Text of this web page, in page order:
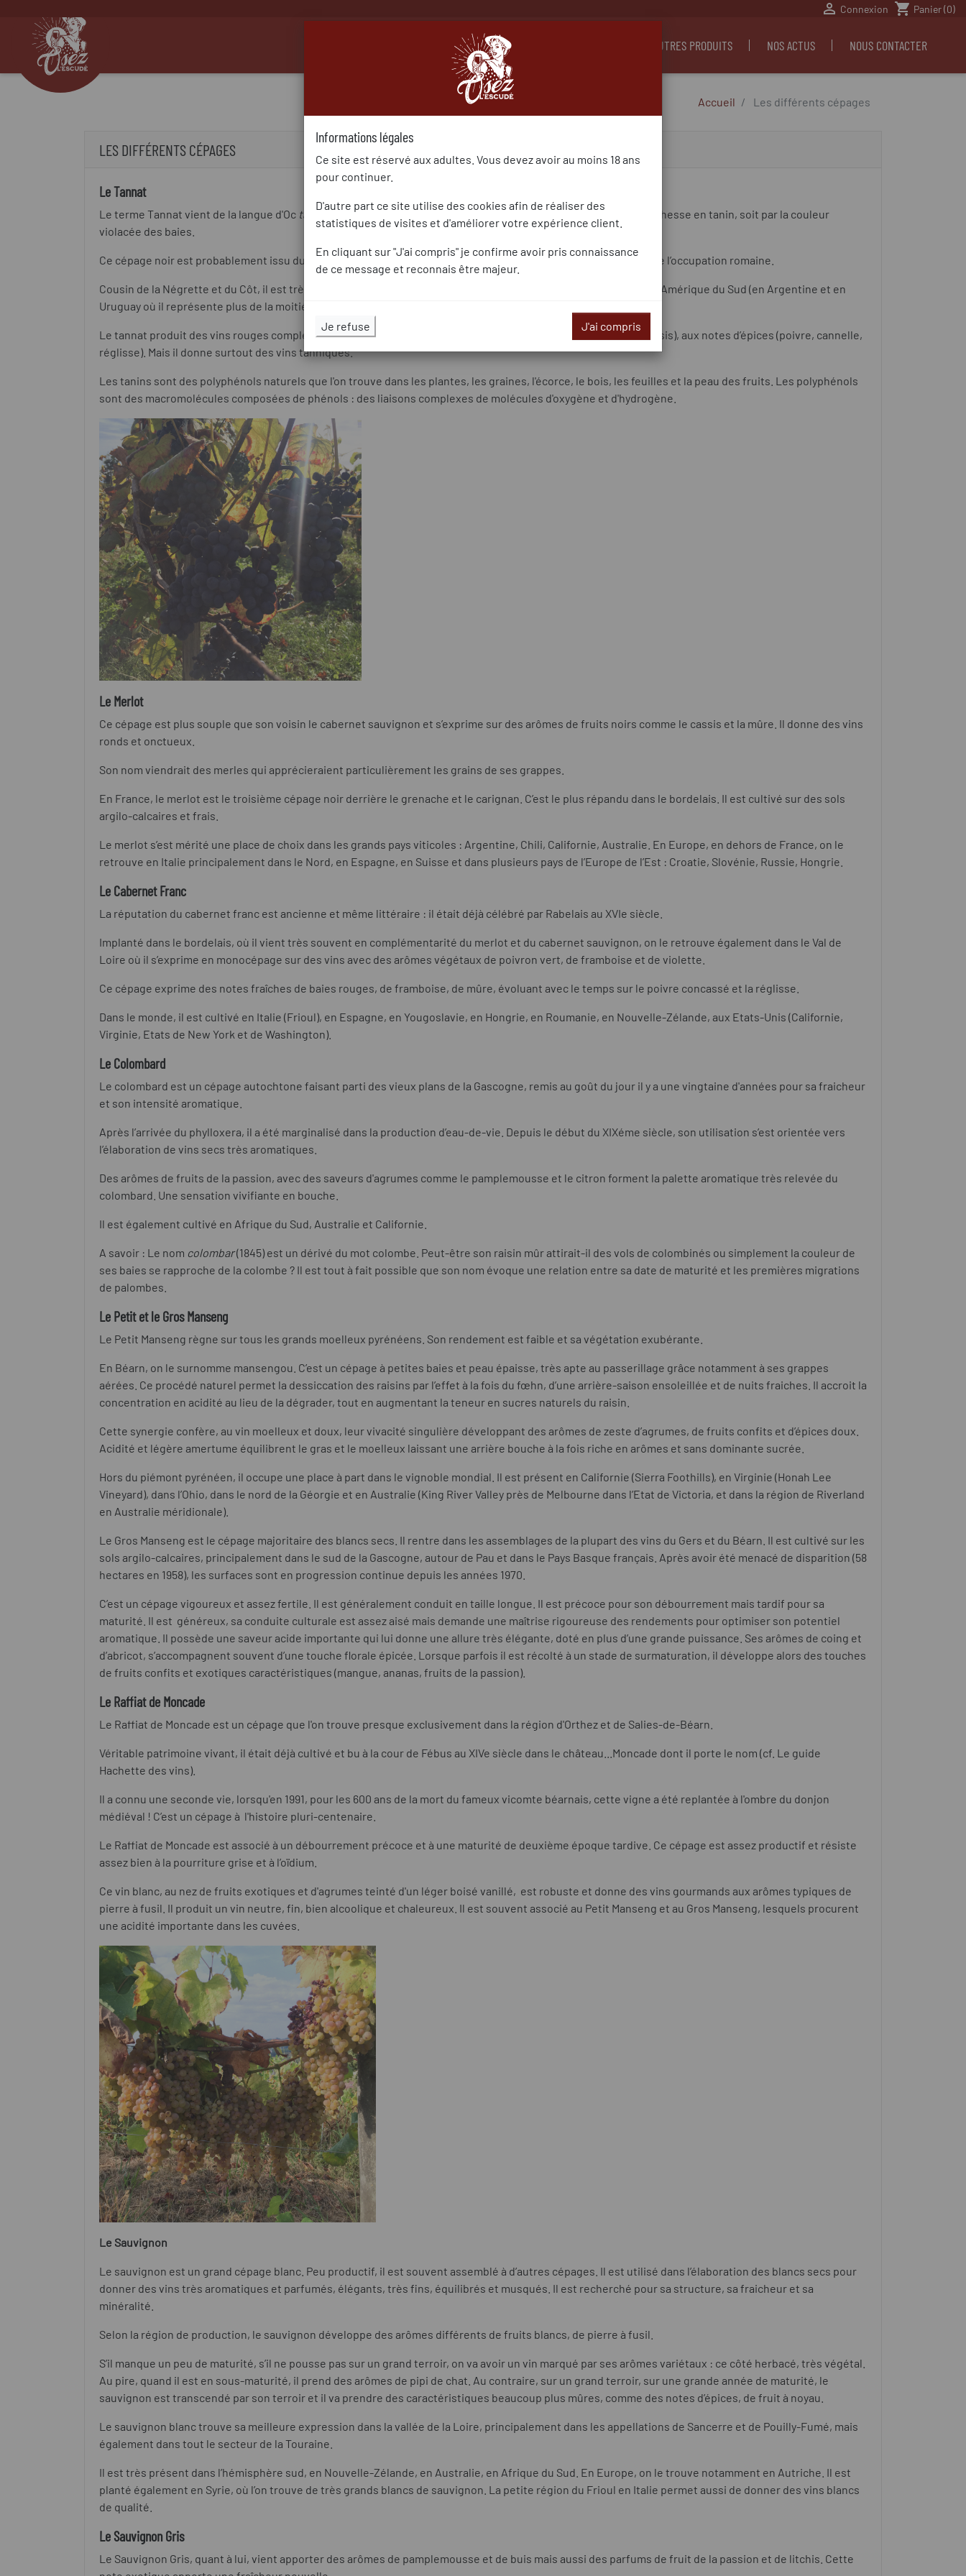
 Connexion shopping_cart Panier(0)
À PROPOS NOS AUTRES PRODUITS NOS ACTUS NOUS CONTACTER
Accueil Les différents cépages
LES DIFFÉRENTS CÉPAGES
Le Tannat
Le terme Tannat vient de la langue d'Oc tanat , de tan,tanin, c’est-à-dire « tanné », ce qui s’explique soit par sa richesse en tanin, soit par la couleur
violacée des baies.
Ce cépage noir est probablement issu du Béarn et son introduction dans le Sud-Ouest daterait de la présence de l’occupation romaine.
Cousin de la Négrette et du Côt, il est très présent dans le Sud-Ouest de la France. On le retrouve également en Amérique du Sud (en Argentine et en
Uruguay où il représente plus de la moitié de la production).
Le tannat produit des vins rouges complexes, vigoureux, sombres, aux arômes de fruits noirs (cerise, mûre, cassis), aux notes d’épices (poivre, cannelle,
réglisse). Mais il donne surtout des vins tanniques.
Les tanins sont des polyphénols naturels que l'on trouve dans les plantes, les graines, l'écorce, le bois, les feuilles et la peau des fruits. Les polyphénols
sont des macromolécules composées de phénols : des liaisons complexes de molécules d'oxygène et d'hydrogène.
Le Merlot
Ce cépage est plus souple que son voisin le cabernet sauvignon et s’exprime sur des arômes de fruits noirs comme le cassis et la mûre. Il donne des vins
ronds et onctueux.
Son nom viendrait des merles qui apprécieraient particulièrement les grains de ses grappes.
En France, le merlot est le troisième cépage noir derrière le grenache et le carignan. C’est le plus répandu dans le bordelais. Il est cultivé sur des sols
argilo-calcaires et frais.
Le merlot s’est mérité une place de choix dans les grands pays viticoles : Argentine, Chili, Californie, Australie. En Europe, en dehors de France, on le
retrouve en Italie principalement dans le Nord, en Espagne, en Suisse et dans plusieurs pays de l’Europe de l’Est : Croatie, Slovénie, Russie, Hongrie.
Le Cabernet Franc
La réputation du cabernet franc est ancienne et même littéraire : il était déjà célébré par Rabelais au XVIe siècle.
Implanté dans le bordelais, où il vient très souvent en complémentarité du merlot et du cabernet sauvignon, on le retrouve également dans le Val de
Loire où il s’exprime en monocépage sur des vins avec des arômes végétaux de poivron vert, de framboise et de violette.
Ce cépage exprime des notes fraîches de baies rouges, de framboise, de mûre, évoluant avec le temps sur le poivre concassé et la réglisse.
Dans le monde, il est cultivé en Italie (Frioul), en Espagne, en Yougoslavie, en Hongrie, en Roumanie, en Nouvelle-Zélande, aux Etats-Unis (Californie,
Virginie, Etats de New York et de Washington).
Le Colombard
Le colombard est un cépage autochtone faisant parti des vieux plans de la Gascogne, remis au goût du jour il y a une vingtaine d'années pour sa fraicheur
et son intensité aromatique.
Après l’arrivée du phylloxera, il a été marginalisé dans la production d’eau-de-vie. Depuis le début du XIXéme siècle, son utilisation s’est orientée vers
l’élaboration de vins secs très aromatiques.
Des arômes de fruits de la passion, avec des saveurs d'agrumes comme le pamplemousse et le citron forment la palette aromatique très relevée du
colombard. Une sensation vivifiante en bouche.
Il est également cultivé en Afrique du Sud, Australie et Californie.
A savoir : Le nom colombar(1845) est un dérivé du mot colombe Peut-être son raisin mûr attirait-il des vols de colombinés ou simplement la couleur de
ses baies se rapproche de la colombe ? Il est tout à fait possible que son nom évoque une relation entre sa date de maturité et les premières migrations
de palombes.
Le Petit et le Gros Manseng
Le Petit Manseng règne sur tous les grands moelleux pyrénéens. Son rendement est faible et sa végétation exubérante.
En Béarn, on le surnomme mansengou. C’est un cépage à petites baies et peau épaisse, très apte au passerillage grâce notamment à ses grappes
aérées. Ce procédé naturel permet la dessiccation des raisins par l’effet à la fois du fœhn, d’une arrière-saison ensoleillée et de nuits fraiches. Il accroit la
concentration en acidité au lieu de la dégrader, tout en augmentant la teneur en sucres naturels du raisin.
Cette synergie confère, au vin moelleux et doux, leur vivacité singulière développant des arômes de zeste d’agrumes, de fruits confits et d’épices doux.
Acidité et légère amertume équilibrent le gras et le moelleux laissant une arrière bouche à la fois riche en arômes et sans dominante sucrée.
Hors du piémont pyrénéen, il occupe une place à part dans le vignoble mondial. Il est présent en Californie (Sierra Foothills), en Virginie (Honah Lee
Vineyard), dans l’Ohio, dans le nord de la Géorgie et en Australie (King River Valley près de Melbourne dans l’Etat de Victoria, et dans la région de Riverland
en Australie méridionale).
Le Gros Manseng est le cépage majoritaire des blancs secs. Il rentre dans les assemblages de la plupart des vins du Gers et du Béarn. Il est cultivé sur les
sols argilo-calcaires, principalement dans le sud de la Gascogne, autour de Pau et dans le Pays Basque français. Après avoir été menacé de disparition (58
hectares en 1958), les surfaces sont en progression continue depuis les années 1970.
C’est un cépage vigoureux et assez fertile. Il est généralement conduit en taille longue. Il est précoce pour son débourrement mais tardif pour sa
maturité. Il est généreux, sa conduite culturale est assez aisé mais demande une maîtrise rigoureuse des rendements pour optimiser son potentiel
aromatique. Il possède une saveur acide importante qui lui donne une allure très élégante, doté en plus d’une grande puissance. Ses arômes de coing et
d’abricot, s’accompagnent souvent d’une touche florale épicée. Lorsque parfois il est récolté à un stade de surmaturation, il développe alors des touches
de fruits confits et exotiques caractéristiques (mangue, ananas, fruits de la passion).
Le Raffiat de Moncade
Le Raffiat de Moncade est un cépage que l'on trouve presque exclusivement dans la région d'Orthez et de Salies-de-Béarn.
Véritable patrimoine vivant, il était déjà cultivé et bu à la cour de Fébus au XIVe siècle dans le château...Moncade dont il porte le nom (cf. Le guide
Hachette des vins).
Il a connu une seconde vie, lorsqu'en 1991, pour les 600 ans de la mort du fameux vicomte béarnais, cette vigne a été replantée à l'ombre du donjon
médiéval ! C’est un cépage à l'histoire pluri-centenaire.
Le Raffiat de Moncade est associé à un débourrement précoce et à une maturité de deuxième époque tardive. Ce cépage est assez productif et résiste
assez bien à la pourriture grise et à l’oïdium.
Ce vin blanc, au nez de fruits exotiques et d'agrumes teinté d'un léger boisé vanillé, est robuste et donne des vins gourmands aux arômes typiques de
pierre à fusil. Il produit un vin neutre, fin, bien alcoolique et chaleureux. Il est souvent associé au Petit Manseng et au Gros Manseng, lesquels procurent
une acidité importante dans les cuvées.
Le Sauvignon
Le sauvignon est un grand cépage blanc. Peu productif, il est souvent assemblé à d’autres cépages. Il est utilisé dans l’élaboration des blancs secs pour
donner des vins très aromatiques et parfumés, élégants, très fins, équilibrés et musqués. Il est recherché pour sa structure, sa fraicheur et sa
minéralité.
Selon la région de production, le sauvignon développe des arômes différents de fruits blancs, de pierre à fusil.
S’il manque un peu de maturité, s’il ne pousse pas sur un grand terroir, on va avoir un vin marqué par ses arômes variétaux : ce côté herbacé, très végétal.
Au pire, quand il est en sous-maturité, il prend des arômes de pipi de chat. Au contraire, sur un grand terroir, sur une grande année de maturité, le
sauvignon est transcendé par son terroir et il va prendre des caractéristiques beaucoup plus mûres, comme des notes d’épices, de fruit à noyau.
Le sauvignon blanc trouve sa meilleure expression dans la vallée de la Loire, principalement dans les appellations de Sancerre et de Pouilly-Fumé, mais
également dans tout le secteur de la Touraine.
Il est très présent dans l’hémisphère sud, en Nouvelle-Zélande, en Australie, en Afrique du Sud. En Europe, on le trouve notamment en Autriche. Il est
planté également en Syrie, où l’on trouve de très grands blancs de sauvignon. La petite région du Frioul en Italie permet aussi de donner des vins blancs
de qualité.
Le Sauvignon Gris
Le Sauvignon Gris, quant à lui, vient apporter des arômes de pamplemousse et de buis mais aussi des parfums de fruit de la passion et de litchis. Cette
Informations légales
Ce site est réservé aux adultes. Vous devez avoir au moins 18 ans
pour continuer.
D'autre part ce site utilise des cookies afin de réaliser des
statistiques de visites et d'améliorer votre expérience client.
En cliquant sur "J'ai compris" je confirme avoir pris connaissance
de ce message et reconnais être majeur.
Je refuse J'ai compris